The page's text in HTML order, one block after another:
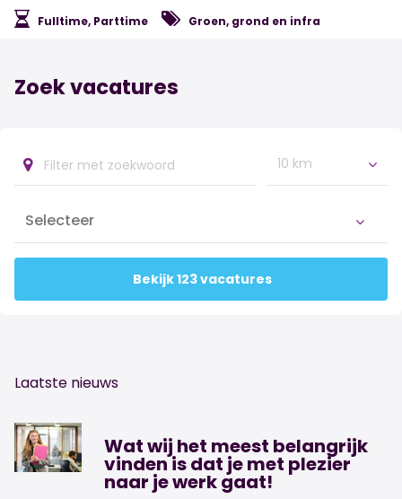
Fulltime, Parttime Groen, grond en infra
Zoek vacatures
10 km
Bekijk 123 vacatures
Laatste nieuws
Wat wij het meest belangrijk
vinden is dat je met plezier
naar je werk gaat!